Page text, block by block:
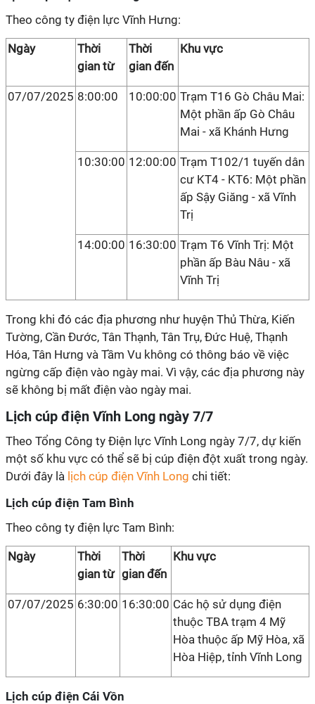
Theo công ty điện lực Vĩnh Hưng:
Ngày
Thời
gian từ
Thời
gian đến
Khu vực
07/07/2025 8:00:00 10:00:00 Trạm T16 Gò Châu Mai:
Một phần ấp Gò Châu
Mai - xã Khánh Hưng
10:30:00 12:00:00 Trạm T102/1 tuyến dân
cư KT4 - KT6: Một phần
ấp Sậy Giăng - xã Vĩnh
Trị
14:00:00 16:30:00 Trạm T6 Vĩnh Trị: Một
phần ấp Bàu Nâu - xã
Vĩnh Trị
Trong khi đó các địa phương như huyện Thủ Thừa, Kiến
Tường, Cần Đước, Tân Thạnh, Tân Trụ, Đức Huệ, Thạnh
Hóa, Tân Hưng và Tầm Vu không có thông báo về việc
ngừng cấp điện vào ngày mai. Vì vậy, các địa phương này
sẽ không bị mất điện vào ngày mai.
Lịch cúp điện Vĩnh Long ngày 7/7
Theo Tổng Công ty Điện lực Vĩnh Long ngày 7/7, dự kiến
một số khu vực có thể sẽ bị cúp điện đột xuất trong ngày.
Dưới đây là lịch cúp điện Vĩnh Long chi tiết:
Lịch cúp điện Tam Bình
Theo công ty điện lực Tam Bình:
Ngày
Thời
gian từ
Thời
gian đến
Khu vực
07/07/2025 6:30:00 16:30:00 Các hộ sử dụng điện
thuộc TBA trạm 4 Mỹ
Hòa thuộc ấp Mỹ Hòa, xã
Hòa Hiệp, tỉnh Vĩnh Long
Lịch cúp điện Cái Vồn